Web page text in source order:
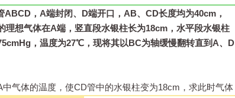
ABCD ， A端封闭、 D端开口， AB、 CD长度均为40cm ，
理想气体在A端，竖直段水银柱长为18cm ，水平段水银柱
，温度为27℃，现将其以BC为轴缓慢翻转直到 A、 D
中气体的温度，使CD管中的水银柱变为18cm ，求此时气体